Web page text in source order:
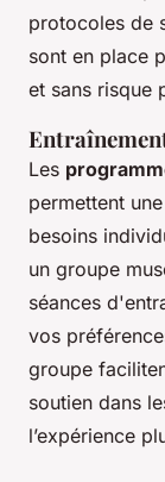
protocoles de
sont en place
et sans risque
Les
permettent
besoins
un groupe
séances
vos
groupe
soutien dans
l’expérience